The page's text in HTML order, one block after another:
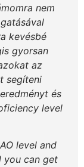
nem
kevésbé
gyorsan
az
segíteni
és
level
level and
you can get